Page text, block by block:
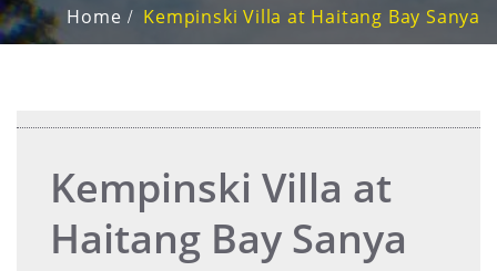
Home Kempinski Villa at Haitang Bay Sanya
Kempinski Villa at
Haitang Bay Sanya